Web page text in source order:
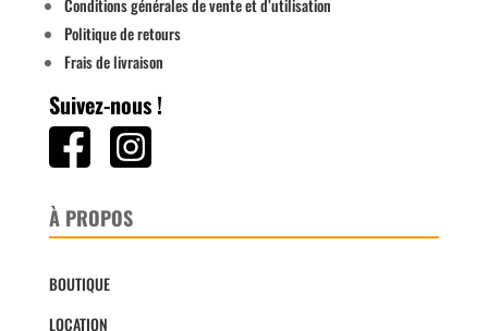
Conditions générales de vente et d’utilisation
Politique de retours
Frais de livraison
Suivez-nous !
À PROPOS
BOUTIQUE
LOCATION